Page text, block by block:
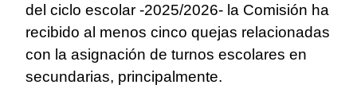
del ciclo escolar -2025/2026- la Comisión ha
recibido al menos cinco quejas relacionadas
con la asignación de turnos escolares en
secundarias, principalmente.